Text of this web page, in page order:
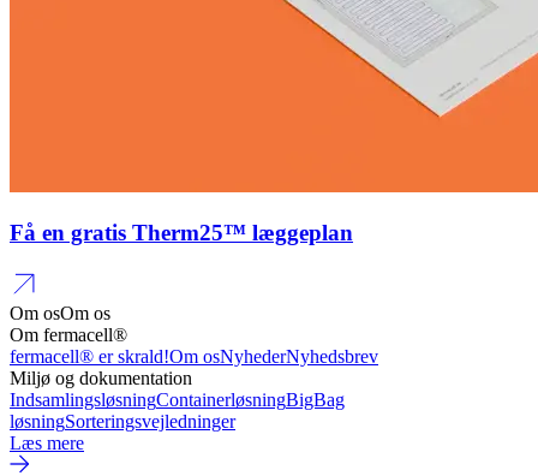
Få en gratis Therm25™ læggeplan
Om osOm os
Om fermacell®
fermacell® er skrald!Om osNyhederNyhedsbrev
Miljø og dokumentation
IndsamlingsløsningContainerløsningBigBag
løsningSorteringsvejledninger
Læs mere